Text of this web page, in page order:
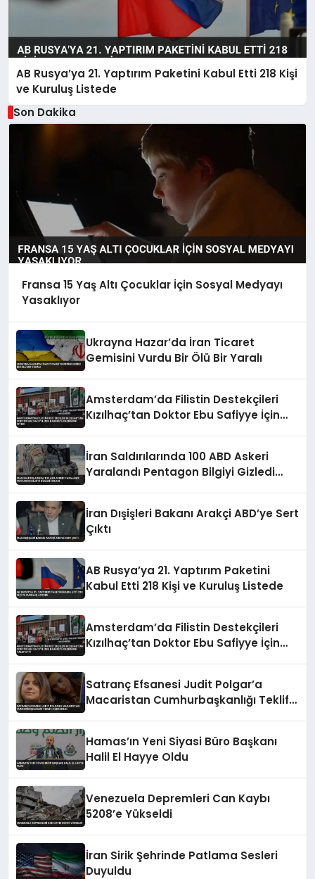
AB Rusya’ya 21. Yaptırım Paketini Kabul Etti 218 Kişi
ve Kuruluş Listede
Son Dakika
Fransa 15 Yaş Altı Çocuklar İçin Sosyal Medyayı
Yasaklıyor
Ukrayna Hazar’da İran Ticaret
Gemisini Vurdu Bir Ölü Bir Yaralı
Amsterdam’da Filistin Destekçileri
Kızılhaç’tan Doktor Ebu Safiyye İçin
İran Saldırılarında 100 ABD Askeri
Yaralandı Pentagon Bilgiyi Gizledi
İran Dışişleri Bakanı Arakçi ABD’ye Sert
Çıktı
AB Rusya’ya 21. Yaptırım Paketini
Kabul Etti 218 Kişi ve Kuruluş Listede
Amsterdam’da Filistin Destekçileri
Kızılhaç’tan Doktor Ebu Safiyye İçin
Satranç Efsanesi Judit Polgar’a
Macaristan Cumhurbaşkanlığı Teklifi
Hamas’ın Yeni Siyasi Büro Başkanı
Halil El Hayye Oldu
Venezuela Depremleri Can Kaybı
5208’e Yükseldi
İran Sirik Şehrinde Patlama Sesleri
Duyuldu